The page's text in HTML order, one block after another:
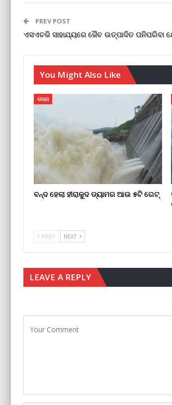
PREV POST
ଏସଏଚଜି ସାହାଯ୍ୟରେ ଜୈବ ଉତ୍ପାଦିତ ପନିପରିବା
You Might Also Like
ରାଜ୍ୟ
ବନ୍ଦ ହେଲା ହୀରାକୁଦ ଡ୍ୟାମର ଆଉ ୫ଟି ଗେଟ୍
PREV NEXT
LEAVE A REPLY